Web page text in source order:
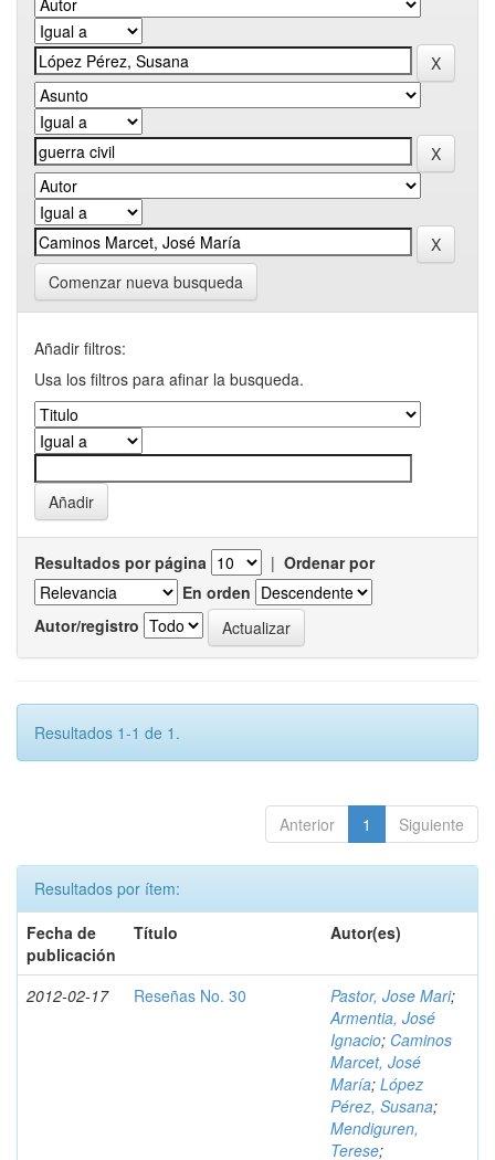
Comenzar nueva busqueda
Añadir filtros:
Usa los filtros para afinar la busqueda.
Resultados por página | Ordenar por
En orden
Autor/registro
Resultados 1-1 de 1.
Anterior 1 Siguiente
Resultados por ítem:
Fecha de
publicación
Título Autor(es)
2012-02-17 Reseñas No. 30 Pastor, Jose Mari;
Armentia, José
Ignacio; Caminos
Marcet, José
María; López
Pérez, Susana;
Mendiguren,
Terese;